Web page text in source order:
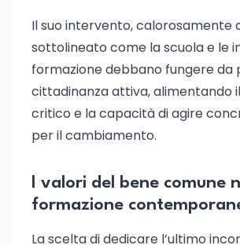
Il suo intervento, calorosamente
sottolineato come la scuola e le
formazione debbano fungere da
cittadinanza attiva, alimentando
critico e la capacità di agire
per il cambiamento.
I valori del bene comune
formazione
La scelta di dedicare l’ultimo